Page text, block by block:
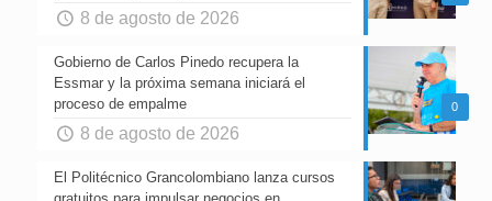
8 de agosto de 2026
0
Gobierno de Carlos Pinedo recupera la
Essmar y la próxima semana iniciará el
proceso de empalme
8 de agosto de 2026
El Politécnico Grancolombiano lanza cursos